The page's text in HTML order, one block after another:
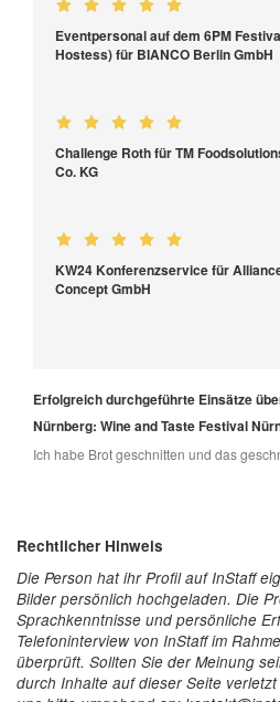
Eventpersonal auf dem 6PM
Hostess) für BIANCO Berlin GmbH
Challenge Roth für TM
Co. KG
KW24 Konferenzservice für
Concept GmbH
Erfolgreich durchgeführte Einsätze
Nürnberg: Wine and Taste Festival
Ich habe Brot geschnitten und das
Rechtlicher Hinweis
Die Person hat ihr Profil auf InStaff
Bilder persönlich hochgeladen. Die
Sprachkenntnisse und persönliche
Telefoninterview von InStaff im
überprüft. Sollten Sie der Meinung
durch Inhalte auf dieser Seite